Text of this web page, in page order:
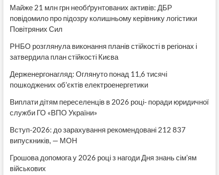
Майже 21 млн грн необґрунтованих активів: ДБР
повідомило про підозру колишньому керівнику логістики
Повітряних Сил
РНБО розглянула виконання планів стійкості в регіонах і
затвердила план стійкості Києва
Держенергонагляд: Оглянуто понад 11,6 тисячі
пошкоджених об’єктів електроенергетики
Виплати дітям переселенців в 2026 році- поради юридичної
служби ГО «ВПО України»
Вступ-2026: до зарахування рекомендовані 212 837
випускників, — МОН
Грошова допомога у 2026 році з нагоди Дня знань сім’ям
військових